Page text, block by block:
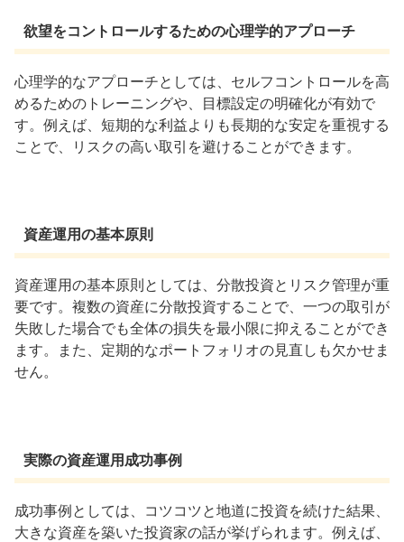
欲望をコントロールするための心理学的アプローチ
心理学的なアプローチとしては、セルフコントロールを高
めるためのトレーニングや、目標設定の明確化が有効で
す。例えば、短期的な利益よりも長期的な安定を重視する
ことで、リスクの高い取引を避けることができます。
資産運用の基本原則
資産運用の基本原則としては、分散投資とリスク管理が重
要です。複数の資産に分散投資することで、一つの取引が
失敗した場合でも全体の損失を最小限に抑えることができ
ます。また、定期的なポートフォリオの見直しも欠かせま
せん。
実際の資産運用成功事例
成功事例としては、コツコツと地道に投資を続けた結果、
大きな資産を築いた投資家の話が挙げられます。例えば、